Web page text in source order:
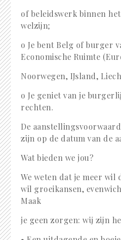
of beleidswerk binnen
welzijn;
o Je bent Belg of burger
Economische Ruimte
Noorwegen, IJsland,
o Je geniet van je
rechten.
De
zijn op de datum van de
Wat bieden we jou?
We weten dat je meer wil
wil groeikansen,
Maak
je geen zorgen: wij zijn